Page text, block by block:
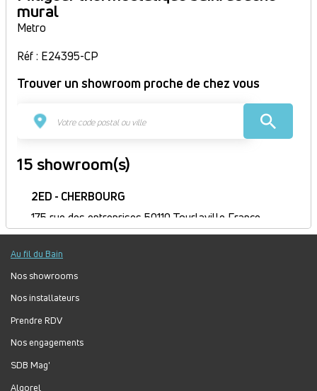
mural
Metro
Réf : E24395-CP
Trouver un showroom proche de chez vous
15 showroom(s)
2ED - CHERBOURG
175 rue des entreprises 50110 Tourlaville France
Itinéraire
Ouvert
Jour
Plage
horaire
Lundi :
Mardi :
Jeudi :
Vendredi : 8h30-12h, 13h30-17h
Samedi :
Au fil du Bain
Nos showrooms
Nos installateurs
Prendre RDV
Nos engagements
SDB Mag'
Algorel